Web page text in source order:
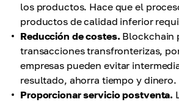
los productos. Hace que el
productos de calidad inferior
Reducción de costes. Blockchain
transacciones transfronterizas,
empresas pueden evitar
resultado, ahorra tiempo y dinero.
Proporcionar servicio postventa.